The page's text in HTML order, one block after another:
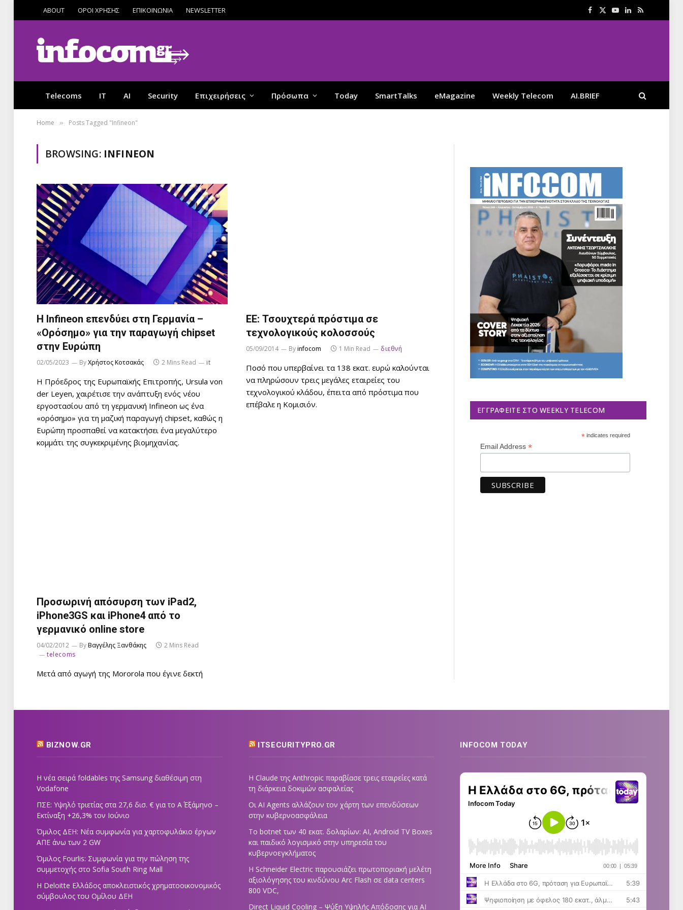
ABOUT ΟΡΟΙ ΧΡΗΣΗΣ ΕΠΙΚΟΙΝΩΝΙΑ NEWSLETTER Facebook
X
YouTube
LinkedIn
RSS
Telecoms IT AI Security Επιχειρήσεις Πρόσωπα Today SmartTalks eMagazine Weekly Telecom AI.BRIEF
Home » Posts Tagged "Infineon"
BROWSING: INFINEON
Η Infineon επενδύει στη Γερμανία –
«Ορόσημο» για την παραγωγή chipset
στην Ευρώπη
02/05/2023 ByΧρήστος Κοτσακάς 2 Mins Read it
Η Πρόεδρος της Ευρωπαϊκής Επιτροπής, Ursula von
der Leyen, χαιρέτισε την ανάπτυξη ενός νέου
εργοστασίου από τη γερμανική Infineon ως ένα
«ορόσημο» για τη μαζική παραγωγή chipset, καθώς η
Ευρώπη προσπαθεί να κατακτήσει ένα μεγαλύτερο
κομμάτι της συγκεκριμένης βιομηχανίας.
ΕΕ: Τσουχτερά πρόστιμα σε
τεχνολογικούς κολοσσούς
05/09/2014 Byinfocom 1 Min Read διεθνή
Ποσό που υπερβαίνει τα 138 εκατ. ευρώ καλούνται
να πληρώσουν τρεις μεγάλες εταιρείες του
τεχνολογικού κλάδου, έπειτα από πρόστιμα που
επέβαλε η Κομισιόν.
Προσωρινή απόσυρση των iPad2,
iPhone3GS και iPhone4 από το
γερμανικό online store
04/02/2012 ByΒαγγέλης Ξανθάκης
2 Mins Read
telecoms
Μετά από αγωγή της Mororola που έγινε δεκτή
ΕΓΓΡΑΦΕΊΤΕ ΣΤΟ WEEKLY TELECOM
*indicates required
Email Address *
BIZNOW.GR
Η νέα σειρά foldables της Samsung διαθέσιμη στη
Vodafone
ΠΣΕ: Υψηλό τριετίας στα 27,6 δισ. € για το Α΄ Εξάμηνο –
Εκτίναξη +26,3% τον Ιούνιο
Όμιλος ΔΕΗ: Νέα συμφωνία για χαρτοφυλάκιο έργων
ΑΠΕ άνω των 2 GW
Όμιλος Fourlis: Συμφωνία για την πώληση της
συμμετοχής στο Sofia South Ring Mall
Η Deloitte Ελλάδος αποκλειστικός χρηματοοικονομικός
σύμβουλος του Ομίλου ΔΕΗ
ITSECURITYPRO.GR
Η Claude της Anthropic παραβίασε τρεις εταιρείες κατά
τη διάρκεια δοκιμών ασφαλείας
Οι AI Agents αλλάζουν τον χάρτη των επενδύσεων
στην κυβερνοασφάλεια
Το botnet των 40 εκατ. δολαρίων: AI, Android TV Boxes
και παιδικό λογισμικό στην υπηρεσία του
κυβερνοεγκλήματος
Η Schneider Electric παρουσιάζει πρωτοποριακή μελέτη
αξιολόγησης του κινδύνου Arc Flash σε data centers
800 VDC,
Direct Liquid Cooling – Ψύξη Υψηλής Απόδοσης για AI
INFOCOM TODAY